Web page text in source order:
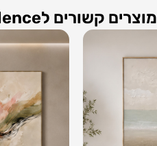
מוצרים קשורים לSand Silence – תמונת קנבס יוקרתית למלון